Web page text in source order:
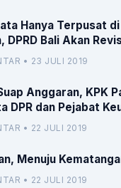
Hanya Terpusat
DPRD Bali Akan
• 23 JULI 2019
Anggaran, KPK
DPR dan Pejabat
• 22 JULI 2019
Menuju
• 22 JULI 2019